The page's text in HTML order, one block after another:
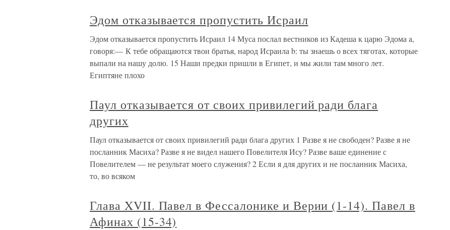
Эдом отказывается пропустить Исраил
Эдом отказывается пропустить Исраил 14 Муса послал вестников из Кадеша к царю Эдома a,
говоря:— К тебе обращаются твои братья, народ Исраила b: ты знаешь о всех тяготах, которые
выпали на нашу долю. 15 Наши предки пришли в Египет, и мы жили там много лет.
Египтяне плохо
Паул отказывается от своих привилегий ради блага
других
Паул отказывается от своих привилегий ради блага других 1 Разве я не свободен? Разве я не
посланник Масиха? Разве я не видел нашего Повелителя Ису? Разве ваше единение с
Повелителем — не результат моего служения? 2 Если я для других и не посланник Масиха,
то, во всяком
Глава XVII. Павел в Фессалонике и Верии (1-14). Павел в
Афинах (15-34)